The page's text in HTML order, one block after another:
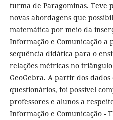
turma de Paragominas.
novas abordagens que
matemática por meio da
Informação e Comunicação
sequência didática para o
relações métricas no
GeoGebra. A partir dos
questionários, foi possível
professores e alunos a
Informação e Comunicação -